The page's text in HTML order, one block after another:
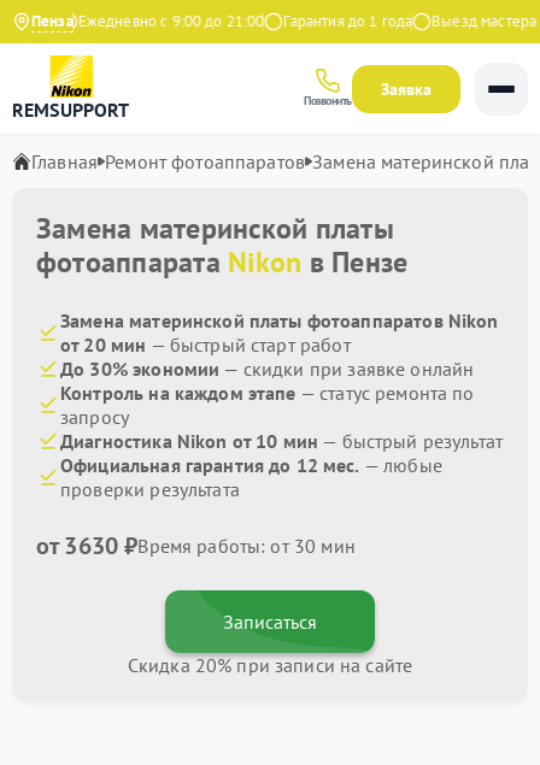
ПензаЕжедневно с 9:00 до 21:00 Гарантия до 1 года Выезд мастера
REMSUPPORT Позвонить
Заявка
Главная Ремонт фотоаппаратов Замена материнской
Замена материнской платы
фотоаппарата Nikon в Пензе
Замена материнской платы фотоаппаратов Nikon
от 20 мин — быстрый старт работ
До 30% экономии — скидки при заявке онлайн
Контроль на каждом этапе — статус ремонта по
запросу
Диагностика Nikon от 10 мин — быстрый результат
Официальная гарантия до 12 мес. — любые
проверки результата
от 3630 ₽Время работы: от 30 мин
Записаться
Скидка 20% при записи на сайте